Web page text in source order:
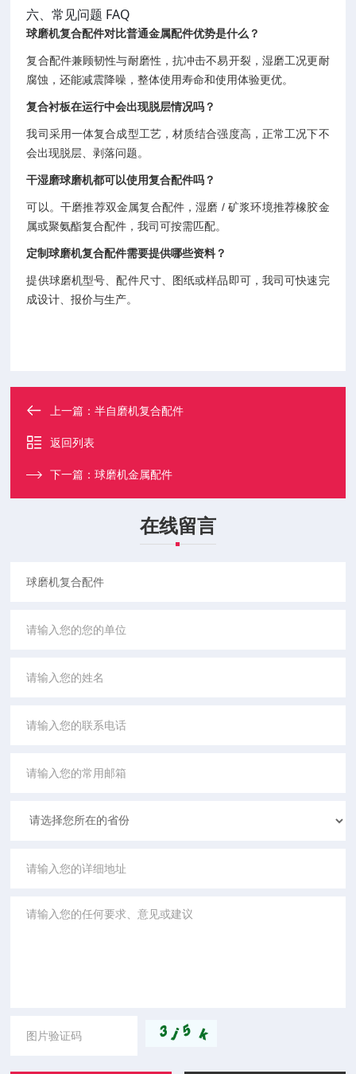
六、常见问题 FAQ
球磨机复合配件对比普通金属配件优势是什么？
复合配件兼顾韧性与耐磨性，抗冲击不易开裂，湿磨工况更耐
腐蚀，还能减震降噪，整体使用寿命和使用体验更优。
复合衬板在运行中会出现脱层情况吗？
我司采用一体复合成型工艺，材质结合强度高，正常工况下不
会出现脱层、剥落问题。
干湿磨球磨机都可以使用复合配件吗？
可以。干磨推荐双金属复合配件，湿磨 / 矿浆环境推荐橡胶金
属或聚氨酯复合配件，我司可按需匹配。
定制球磨机复合配件需要提供哪些资料？
提供球磨机型号、配件尺寸、图纸或样品即可，我司可快速完
成设计、报价与生产。
上一篇：半自磨机复合配件
返回列表
下一篇：球磨机金属配件
在线留言